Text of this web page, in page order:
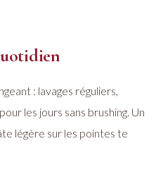
: lavages réguliers,
les jours sans brushing. Un
légère sur les pointes te